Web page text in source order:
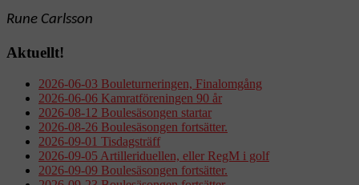
Rune Carlsson
Aktuellt!
2026-06-03 Bouleturneringen, Finalomgång
2026-06-06 Kamratföreningen 90 år
2026-08-12 Boulesäsongen startar
2026-08-26 Boulesäsongen fortsätter.
2026-09-01 Tisdagsträff
2026-09-05 Artilleriduellen, eller RegM i golf
2026-09-09 Boulesäsongen fortsätter.